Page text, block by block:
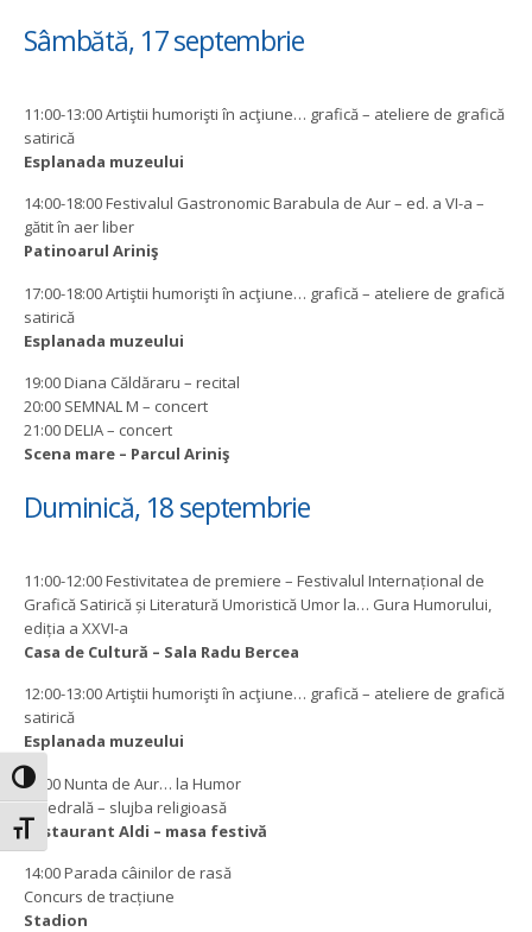
Toggle High Contrast
Toggle Font size
Sâmbătă, 17 septembrie
11:00-13:00 Artiştii humorişti în acţiune… grafică – ateliere de grafică
satirică
Esplanada muzeului
14:00-18:00 Festivalul Gastronomic Barabula de Aur – ed. a VI-a –
gătit în aer liber
Patinoarul Ariniş
17:00-18:00 Artiştii humorişti în acţiune… grafică – ateliere de grafică
satirică
Esplanada muzeului
19:00 Diana Căldăraru – recital
20:00 SEMNAL M – concert
21:00 DELIA – concert
Scena mare – Parcul Ariniş
Duminică, 18 septembrie
11:00-12:00 Festivitatea de premiere – Festivalul Internațional de
Grafică Satirică și Literatură Umoristică Umor la… Gura Humorului,
ediția a XXVI-a
Casa de Cultură – Sala Radu Bercea
12:00-13:00 Artiştii humorişti în acţiune… grafică – ateliere de grafică
satirică
Esplanada muzeului
13:00 Nunta de Aur… la Humor
Catedrală – slujba religioasă
Restaurant Aldi – masa festivă
14:00 Parada câinilor de rasă
Concurs de tracțiune
Stadion